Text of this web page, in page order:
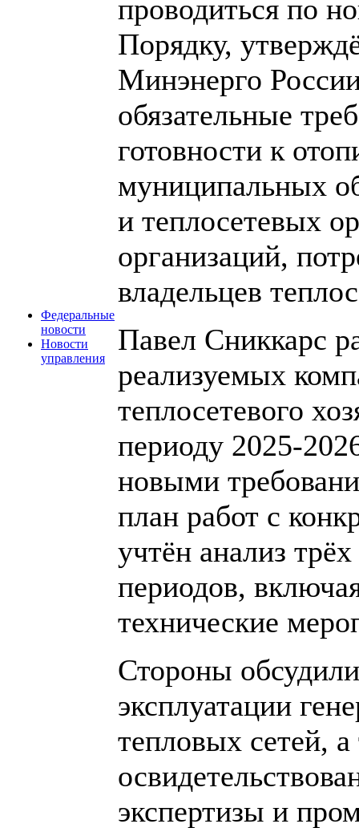
Федеральные
новости
Новости
управления
проводиться по
Порядку,
Минэнерго
обязательные
готовности к
муниципальных
и теплосетевых
организаций,
владельцев
Павел Сниккарс
реализуемых
теплосетевого
периоду 2025-
новыми
план работ с
учтён анализ
периодов,
технические
Стороны
эксплуатации
тепловых сетей, а
экспертизы и